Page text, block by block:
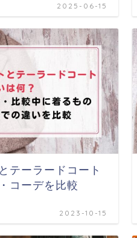
2025-06-15
テーラードコート
コーデを比較
2023-10-15